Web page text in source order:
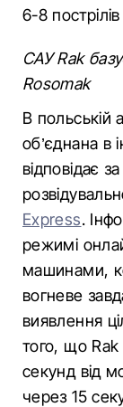
6-8
САУ Rak
Rosomak
В польській
об’єднана в
відповідає
Express.
режимі
машинами,
вогневе
виявлення
того, що Rak
секунд від
через 15